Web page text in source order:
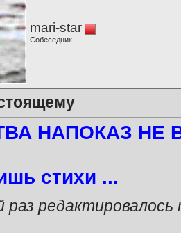
mari-star
Собеседник
НАПОКАЗ НЕ
стихи ...
раз